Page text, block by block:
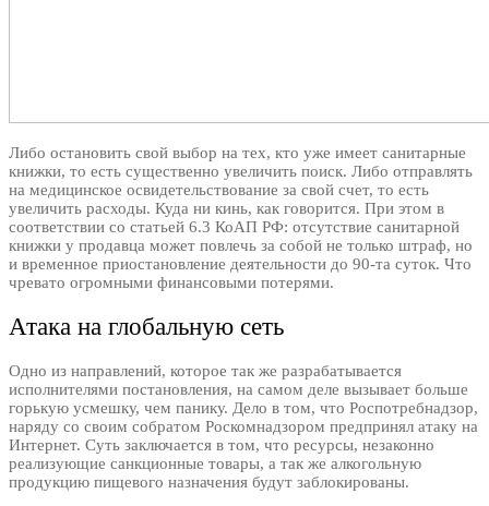
Либо остановить свой выбор на тех, кто уже имеет санитарные
книжки, то есть существенно увеличить поиск. Либо отправлять
на медицинское освидетельствование за свой счет, то есть
увеличить расходы. Куда ни кинь, как говорится. При этом в
соответствии со статьей 6.3 КоАП РФ: отсутствие санитарной
книжки у продавца может повлечь за собой не только штраф, но
и временное приостановление деятельности до 90-та суток. Что
чревато огромными финансовыми потерями.
Атака на глобальную сеть
Одно из направлений, которое так же разрабатывается
исполнителями постановления, на самом деле вызывает больше
горькую усмешку, чем панику. Дело в том, что Роспотребнадзор,
наряду со своим собратом Роскомнадзором предпринял атаку на
Интернет. Суть заключается в том, что ресурсы, незаконно
реализующие санкционные товары, а так же алкогольную
продукцию пищевого назначения будут заблокированы.